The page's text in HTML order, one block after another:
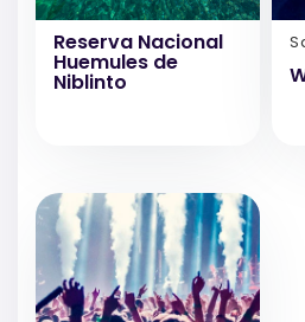
Reserva Nacional
Huemules de
Niblinto